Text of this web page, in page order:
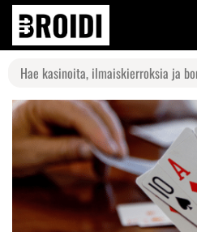
Search
for: